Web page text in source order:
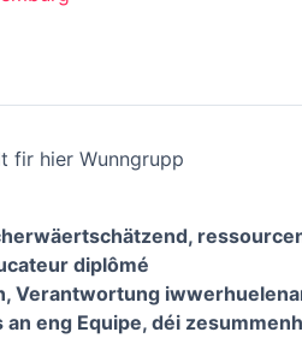
fir hier Wunngrupp
wäertschätzend,
diplômé
Verantwortung iwwerhuelen
an eng Equipe, déi